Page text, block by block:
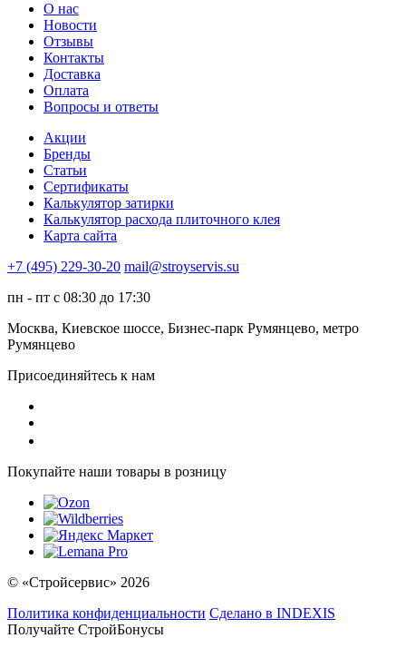
О нас
Новости
Отзывы
Контакты
Доставка
Оплата
Вопросы и ответы
Акции
Бренды
Статьи
Сертификаты
Калькулятор затирки
Калькулятор расхода плиточного клея
Карта сайта
+7 (495) 229-30-20 mail@stroyservis.su
пн - пт с 08:30 до 17:30
Москва, Киевское шоссе, Бизнес-парк Румянцево, метро
Румянцево
Присоединяйтесь к нам
Покупайте наши товары в розницу
© «Стройсервис» 2026
Политика конфиденциальности Сделано в INDEXIS
Получайте СтройБонусы